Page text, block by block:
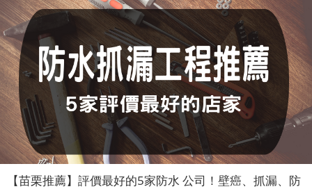
【苗栗推薦】評價最好的5家防水 公司！壁癌、抓漏、防